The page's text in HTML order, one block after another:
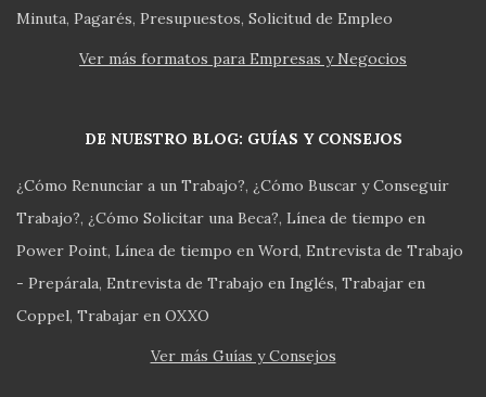
Minuta Pagarés Presupuestos Solicitud de Empleo
Ver más formatos para Empresas y Negocios
DE NUESTRO BLOG: GUÍAS Y CONSEJOS
¿Cómo Renunciar a un Trabajo? ¿Cómo Buscar y Conseguir
Trabajo? ¿Cómo Solicitar una Beca? Línea de tiempo en
Power Point Línea de tiempo en Word Entrevista de Trabajo
- Prepárala Entrevista de Trabajo en Inglés Trabajar en
Coppel Trabajar en OXXO
Ver más Guías y Consejos